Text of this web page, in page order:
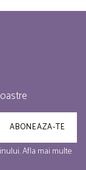
Afla mai multe